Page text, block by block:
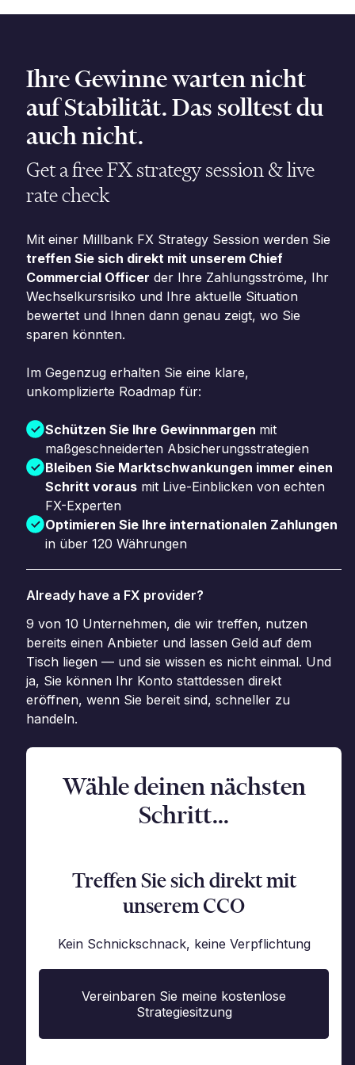
Wir helfen Unternehmen dabei,
Ihre Gewinne warten nicht
auf Stabilität. Das solltest du
auch nicht.
Get a free FX strategy session & live
rate check
Mit einer Millbank FX Strategy Session werden Sie
treffen Sie sich direkt mit unserem Chief
Commercial Officer der Ihre Zahlungsströme, Ihr
Wechselkursrisiko und Ihre aktuelle Situation
bewertet und Ihnen dann genau zeigt, wo Sie
sparen könnten.
Im Gegenzug erhalten Sie eine klare,
unkomplizierte Roadmap für:
Schützen Sie Ihre Gewinnmargen mit
maßgeschneiderten Absicherungsstrategien
Bleiben Sie Marktschwankungen immer einen
Schritt voraus mit Live-Einblicken von echten
FX-Experten
Optimieren Sie Ihre internationalen Zahlungen
in über 120 Währungen
Already have a FX provider?
9 von 10 Unternehmen, die wir treffen, nutzen
bereits einen Anbieter und lassen Geld auf dem
Tisch liegen — und sie wissen es nicht einmal. Und
ja, Sie können Ihr Konto stattdessen direkt
eröffnen, wenn Sie bereit sind, schneller zu
handeln.
Wähle deinen nächsten
Schritt...
Treffen Sie sich direkt mit
unserem CCO
Kein Schnickschnack, keine Verpflichtung
Vereinbaren Sie meine kostenlose
Strategiesitzung